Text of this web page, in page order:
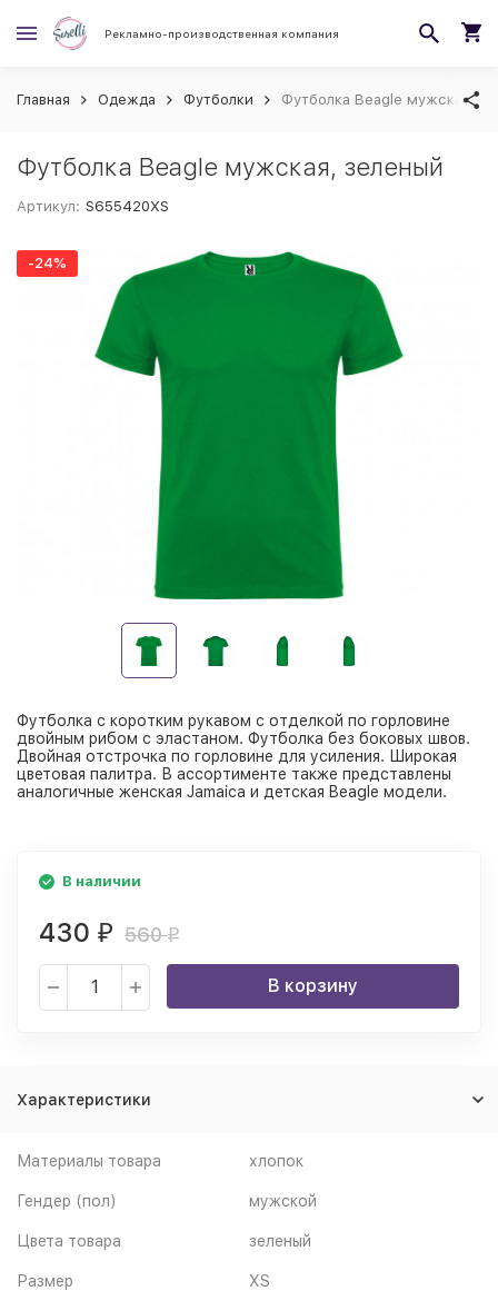
Рекламно-производственная компания
Главная Одежда Футболки Футболка Beagle мужская,
Футболка Beagle мужская, зеленый
Артикул: S655420XS
-24%
Футболка с коротким рукавом с отделкой по горловине
двойным рибом с эластаном. Футболка без боковых швов.
Двойная отстрочка по горловине для усиления. Широкая
цветовая палитра. В ассортименте также представлены
аналогичные женская Jamaica и детская Beagle модели.
В наличии
430 ₽ 560₽
В корзину
Характеристики
Материалы товара хлопок
Гендер (пол) мужской
Цвета товара зеленый
Размер XS